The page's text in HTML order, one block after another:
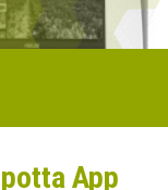
App